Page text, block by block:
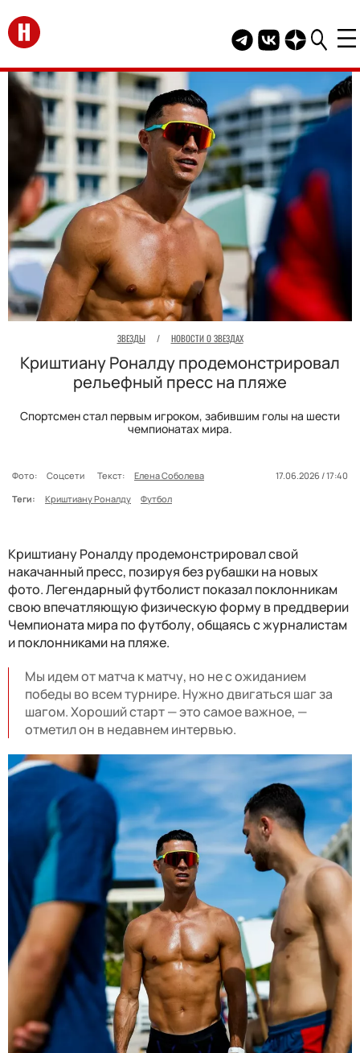
Перейти на главную
Telegram канал
Группа HELLO
Канал
ЗВЕЗДЫ / НОВОСТИ О ЗВЕЗДАХ
Криштиану Роналду продемонстрировал
рельефный пресс на пляже
Спортсмен стал первым игроком, забившим голы на шести
чемпионатах мира.
Фото: Соцсети Текст: Елена Соболева
17.06.2026 / 17:40
Теги:
Криштиану Роналду Футбол
Криштиану Роналду продемонстрировал свой
накачанный пресс, позируя без рубашки на новых
фото. Легендарный футболист показал поклонникам
свою впечатляющую физическую форму в преддверии
Чемпионата мира по футболу, общаясь с журналистам
и поклонниками на пляже.
Мы идем от матча к матчу, но не с ожиданием
победы во всем турнире. Нужно двигаться шаг за
шагом. Хороший старт — это самое важное, —
отметил он в недавнем интервью.